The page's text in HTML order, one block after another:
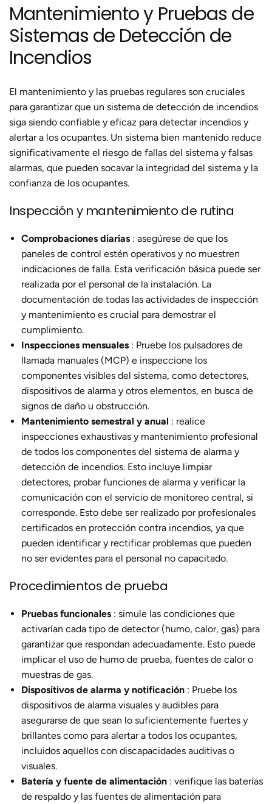
Mantenimiento y Pruebas de
Sistemas de Detección de
Incendios
El mantenimiento y las pruebas regulares son cruciales
para garantizar que un sistema de detección de incendios
siga siendo confiable y eficaz para detectar incendios y
alertar a los ocupantes. Un sistema bien mantenido reduce
significativamente el riesgo de fallas del sistema y falsas
alarmas, que pueden socavar la integridad del sistema y la
confianza de los ocupantes.
Inspección y mantenimiento de rutina
Comprobaciones diarias : asegúrese de que los
paneles de control estén operativos y no muestren
indicaciones de falla. Esta verificación básica puede ser
realizada por el personal de la instalación. La
documentación de todas las actividades de inspección
y mantenimiento es crucial para demostrar el
cumplimiento.
Inspecciones mensuales : Pruebe los pulsadores de
llamada manuales (MCP) e inspeccione los
componentes visibles del sistema, como detectores,
dispositivos de alarma y otros elementos, en busca de
signos de daño u obstrucción.
Mantenimiento semestral y anual : realice
inspecciones exhaustivas y mantenimiento profesional
de todos los componentes del sistema de alarma y
detección de incendios. Esto incluye limpiar
detectores, probar funciones de alarma y verificar la
comunicación con el servicio de monitoreo central, si
corresponde. Esto debe ser realizado por profesionales
certificados en protección contra incendios, ya que
pueden identificar y rectificar problemas que pueden
no ser evidentes para el personal no capacitado.
Procedimientos de prueba
Pruebas funcionales : simule las condiciones que
activarían cada tipo de detector (humo, calor, gas) para
garantizar que respondan adecuadamente. Esto puede
implicar el uso de humo de prueba, fuentes de calor o
muestras de gas.
Dispositivos de alarma y notificación : Pruebe los
dispositivos de alarma visuales y audibles para
asegurarse de que sean lo suficientemente fuertes y
brillantes como para alertar a todos los ocupantes,
incluidos aquellos con discapacidades auditivas o
visuales.
Batería y fuente de alimentación : verifique las baterías
de respaldo y las fuentes de alimentación para